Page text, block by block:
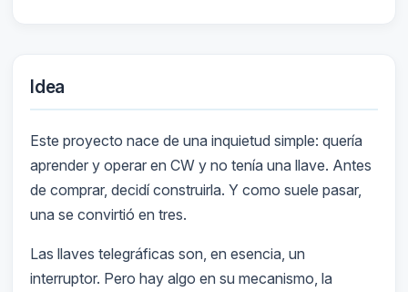
Idea
Este proyecto nace de una inquietud simple: quería
aprender y operar en CW y no tenía una llave. Antes
de comprar, decidí construirla. Y como suele pasar,
una se convirtió en tres.
Las llaves telegráficas son, en esencia, un
interruptor. Pero hay algo en su mecanismo, la